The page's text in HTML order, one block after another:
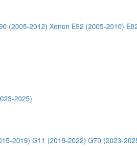
(2005-2012) Xenon E92 (2005-2010)
2025)
2019) G11 (2019-2022) G70 (2023-